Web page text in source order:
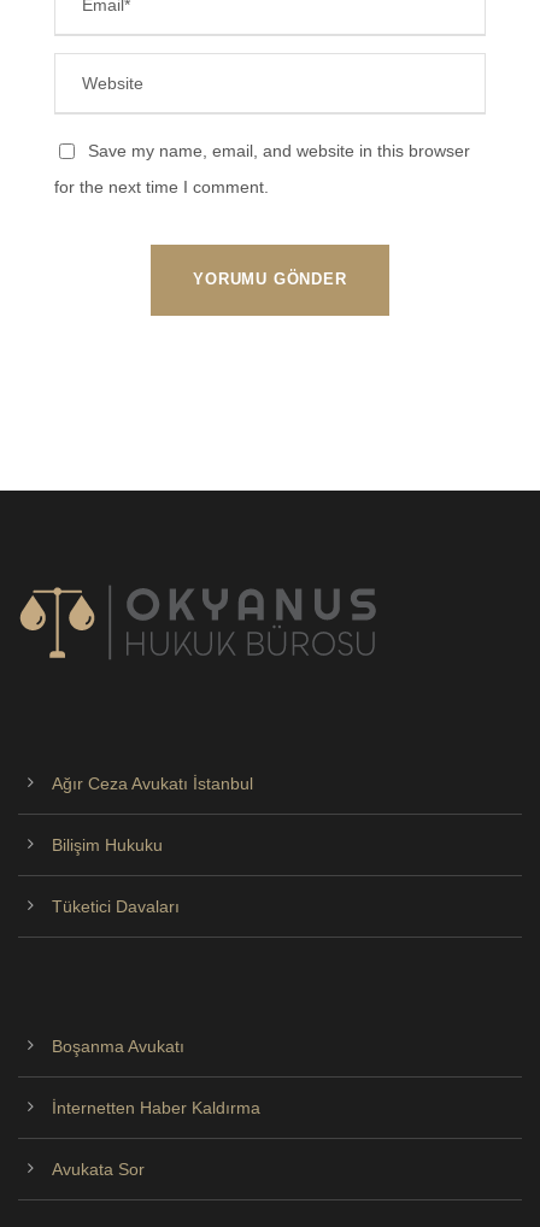
Save my name, email, and website in this browser
for the next time I comment.
Ağır Ceza Avukatı İstanbul
Bilişim Hukuku
Tüketici Davaları
Boşanma Avukatı
İnternetten Haber Kaldırma
Avukata Sor